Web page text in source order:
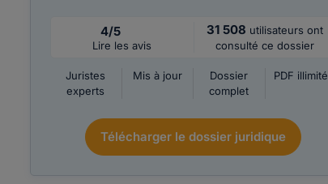
4/5
Lire les avis
31 508 utilisateurs ont
consulté ce dossier
Juristes
experts
Mis à jour
Dossier
complet
PDF illimité
Télécharger le dossier juridique